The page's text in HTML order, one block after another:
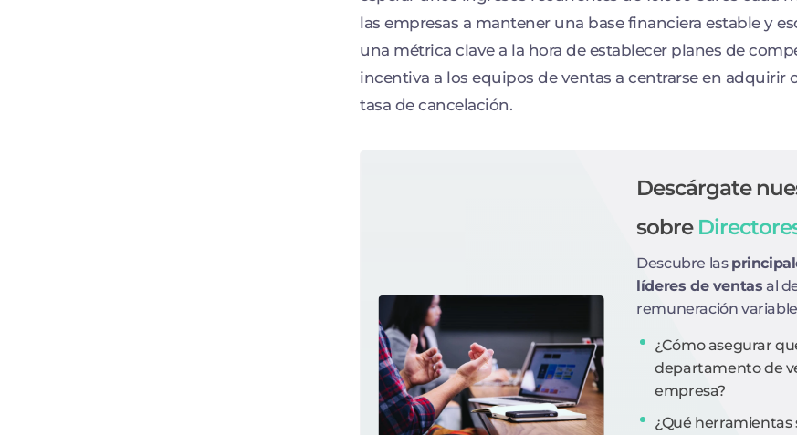
las empresas a mantener una base financiera estable y
una métrica clave a la hora de establecer planes de
incentiva a los equipos de ventas a centrarse en adquirir
tasa de cancelación.
Descárgate
sobre
Descubre las
líderes de ventas al
remuneración
¿Cómo asegurar
departamento de
empresa?
¿Qué